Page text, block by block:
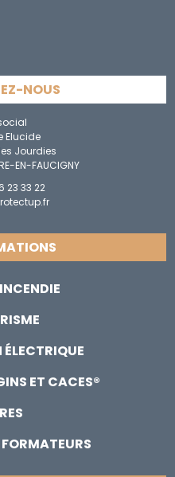
NOUS
Elucide
Jourdies
EN-FAUCIGNY
23 33 22
ET CACES®